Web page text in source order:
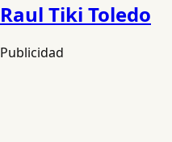
Raul Tiki Toledo
Publicidad